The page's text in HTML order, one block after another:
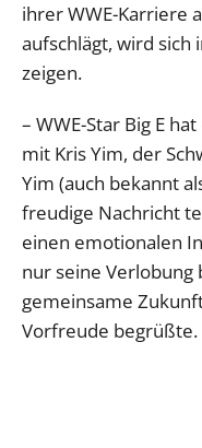
ihrer WWE-Karriere
aufschlägt, wird sich
zeigen.
– WWE-Star Big E
mit Kris Yim, der
Yim (auch bekannt
freudige Nachricht
einen emotionalen
nur seine Verlobung
gemeinsame
Vorfreude begrüßte.